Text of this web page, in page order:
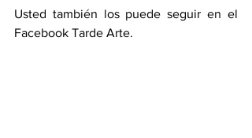
Usted también los puede seguir en el
Facebook Tarde Arte.